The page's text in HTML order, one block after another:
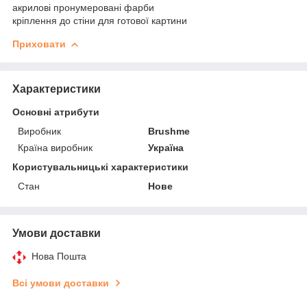
акрилові пронумеровані фарби
кріплення до стіни для готової картини
Приховати
Характеристики
Основні атрибути
Виробник
Brushme
Країна виробник
Україна
Користувальницькі характеристики
Стан
Нове
Умови доставки
Нова Пошта
Всі умови доставки